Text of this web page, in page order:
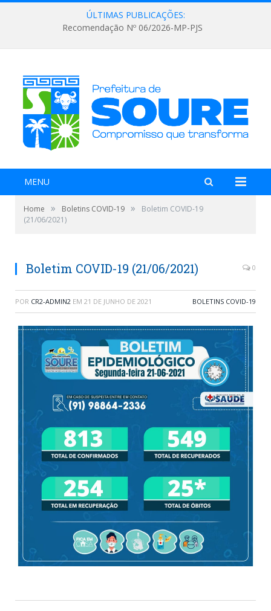
ÚLTIMAS PUBLICAÇÕES:
Recomendação Nº 06/2026-MP-PJS
MENU
Home » Boletins COVID-19 »
Boletim COVID-19
(21/06/2021)
Boletim COVID-19 (21/06/2021) 0
POR CR2-ADMIN2 EM 21 DE JUNHO DE 2021 BOLETINS COVID-19